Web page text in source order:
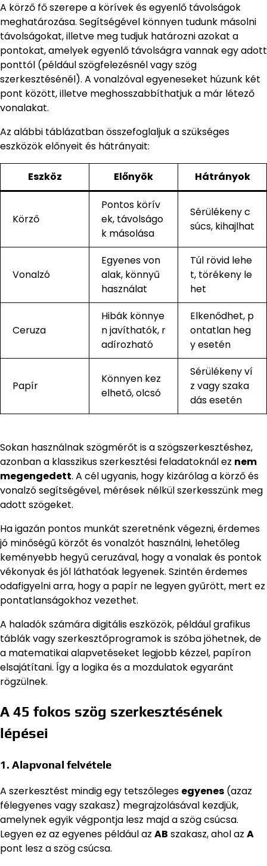
A körző fő szerepe a körívek és egyenlő távolságok
meghatározása. Segítségével könnyen tudunk másolni
távolságokat, illetve meg tudjuk határozni azokat a
pontokat, amelyek egyenlő távolságra vannak egy adott
ponttól (például szögfelezésnél vagy szög
szerkesztésénél). A vonalzóval egyeneseket húzunk két
pont között, illetve meghosszabbíthatjuk a már létező
vonalakat.
Az alábbi táblázatban összefoglaljuk a szükséges
eszközök előnyeit és hátrányait:
Eszköz Előnyök Hátrányok
Körző
Pontos körív
ek, távolságo
k másolása
Sérülékeny c
súcs, kihajlhat
Vonalzó
Egyenes von
alak, könnyű
használat
Túl rövid lehe
t, törékeny le
het
Ceruza
Hibák könnye
n javíthatók, r
adírozható
Elkenődhet, p
ontatlan heg
y esetén
Papír
Könnyen kez
elhető, olcsó
Sérülékeny ví
z vagy szaka
dás esetén
Sokan használnak szögmérőt is a szögszerkesztéshez,
azonban a klasszikus szerkesztési feladatoknál ez nem
megengedett. A cél ugyanis, hogy kizárólag a körző és
vonalzó segítségével, mérések nélkül szerkesszünk meg
adott szögeket.
Ha igazán pontos munkát szeretnénk végezni, érdemes
jó minőségű körzőt és vonalzót használni, lehetőleg
keményebb hegyű ceruzával, hogy a vonalak és pontok
vékonyak és jól láthatóak legyenek. Szintén érdemes
odafigyelni arra, hogy a papír ne legyen gyűrött, mert ez
pontatlanságokhoz vezethet.
A haladók számára digitális eszközök, például grafikus
táblák vagy szerkesztőprogramok is szóba jöhetnek, de
a matematikai alapvetéseket legjobb kézzel, papíron
elsajátítani. Így a logika és a mozdulatok egyaránt
rögzülnek.
A 45 fokos szög szerkesztésének
lépései
1. Alapvonal felvétele
A szerkesztést mindig egy tetszőleges egyenes (azaz
félegyenes vagy szakasz) megrajzolásával kezdjük,
amelynek egyik végpontja lesz majd a szög csúcsa.
Legyen ez az egyenes például az AB szakasz, ahol az A
pont lesz a szög csúcsa.